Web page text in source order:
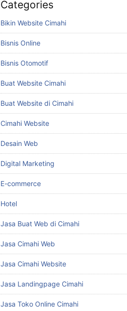
Categories
Bikin Website Cimahi
Bisnis Online
Bisnis Otomotif
Buat Website Cimahi
Buat Website di Cimahi
Cimahi Website
Desain Web
Digital Marketing
E-commerce
Hotel
Jasa Buat Web di Cimahi
Jasa Cimahi Web
Jasa Cimahi Website
Jasa Landingpage Cimahi
Jasa Toko Online Cimahi